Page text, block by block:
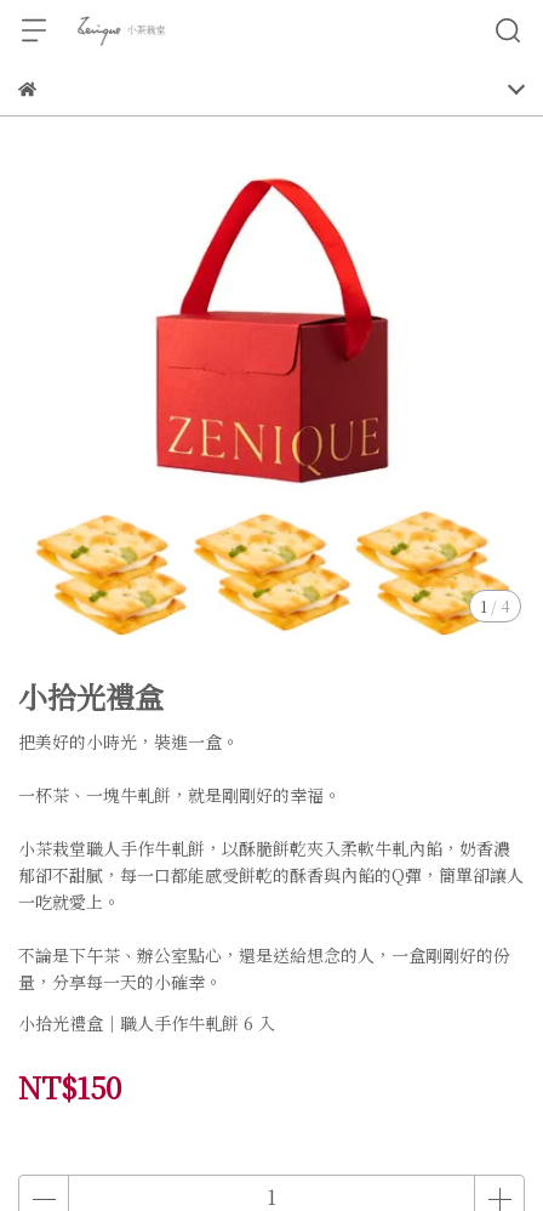
1 / 4
小拾光禮盒
把美好的小時光，裝進一盒。
一杯茶、一塊牛軋餅，就是剛剛好的幸福。
小茶栽堂職人手作牛軋餅，以酥脆餅乾夾入柔軟牛軋內餡，奶香濃
郁卻不甜膩，每一口都能感受餅乾的酥香與內餡的Q彈，簡單卻讓人
一吃就愛上。
不論是下午茶、辦公室點心，還是送給想念的人，一盒剛剛好的份
量，分享每一天的小確幸。
小拾光禮盒｜職人手作牛軋餅 6 入
NT$150